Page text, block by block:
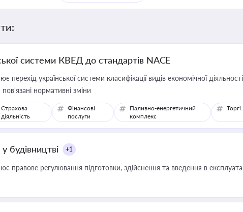
системи КВЕД до стандартів NACE
перехід української системи класифікації видів економічної
нормативні зміни
Страхова
діяльність
Фінансові
послуги
Паливно-енергетичний
комплекс
будівництві +1
правове регулювання підготовки, здійснення та введення в